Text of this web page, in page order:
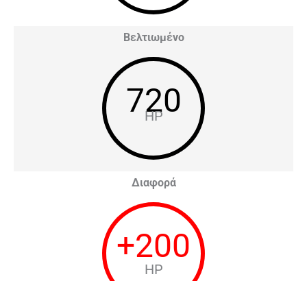
Βελτιωμένο
720
HP
Διαφορά
+200
HP